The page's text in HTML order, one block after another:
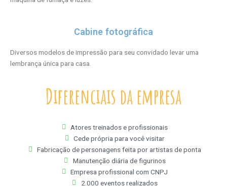
Cabine fotográfica
Diversos modelos de impressão para seu convidado levar uma
lembrança única para casa.
Diferenciais da empresa
Atores treinados e profissionais
Cede própria para você visitar
Fabricação de personagens feita por artistas de ponta
Manutenção diária de figurinos
Empresa profissional com CNPJ
2.000 eventos realizados